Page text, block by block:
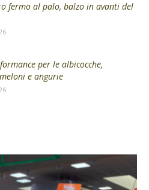
fermo al palo, balzo in avanti del
per le albicocche,
e angurie